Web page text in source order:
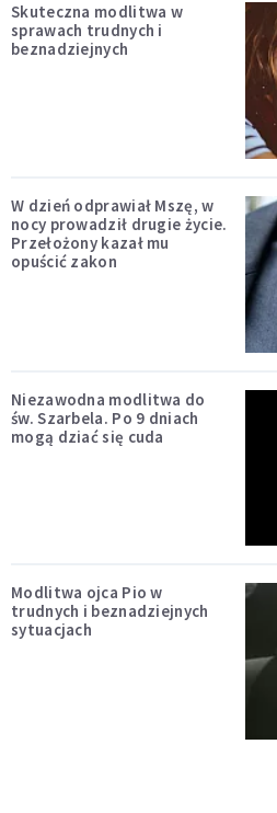
Skuteczna modlitwa w
sprawach trudnych i
beznadziejnych
W dzień odprawiał Mszę, w
nocy prowadził drugie życie.
Przełożony kazał mu
opuścić zakon
Niezawodna modlitwa do
św. Szarbela. Po 9 dniach
mogą dziać się cuda
Modlitwa ojca Pio w
trudnych i beznadziejnych
sytuacjach